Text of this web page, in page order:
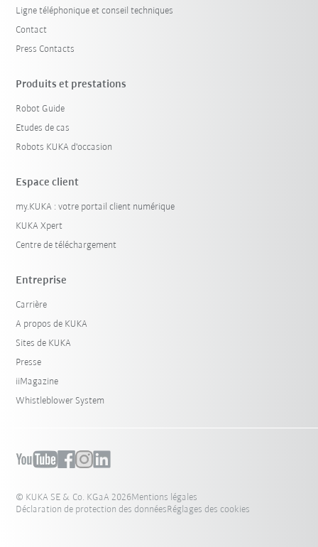
Ligne téléphonique et conseil techniques
Contact
Press Contacts
Produits et prestations
Robot Guide
Etudes de cas
Robots KUKA d'occasion
Espace client
my.KUKA : votre portail client numérique
KUKA Xpert
Centre de téléchargement
Entreprise
Carrière
A propos de KUKA
Sites de KUKA
Presse
iiMagazine
Whistleblower System
© KUKA SE & Co. KGaA 2026Mentions légales
Déclaration de protection des donnéesRéglages des cookies